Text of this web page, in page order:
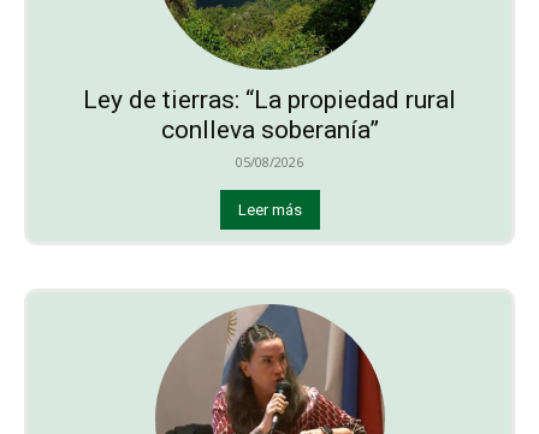
Ley de tierras: “La propiedad rural
conlleva soberanía”
05/08/2026
Leer más